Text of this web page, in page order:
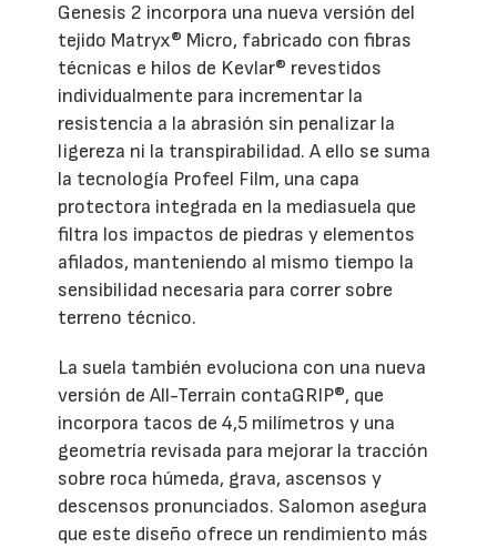
Genesis 2 incorpora una nueva versión del
tejido Matryx® Micro, fabricado con fibras
técnicas e hilos de Kevlar® revestidos
individualmente para incrementar la
resistencia a la abrasión sin penalizar la
ligereza ni la transpirabilidad. A ello se suma
la tecnología Profeel Film, una capa
protectora integrada en la mediasuela que
filtra los impactos de piedras y elementos
afilados, manteniendo al mismo tiempo la
sensibilidad necesaria para correr sobre
terreno técnico.
La suela también evoluciona con una nueva
versión de All-Terrain contaGRIP®, que
incorpora tacos de 4,5 milímetros y una
geometría revisada para mejorar la tracción
sobre roca húmeda, grava, ascensos y
descensos pronunciados. Salomon asegura
que este diseño ofrece un rendimiento más